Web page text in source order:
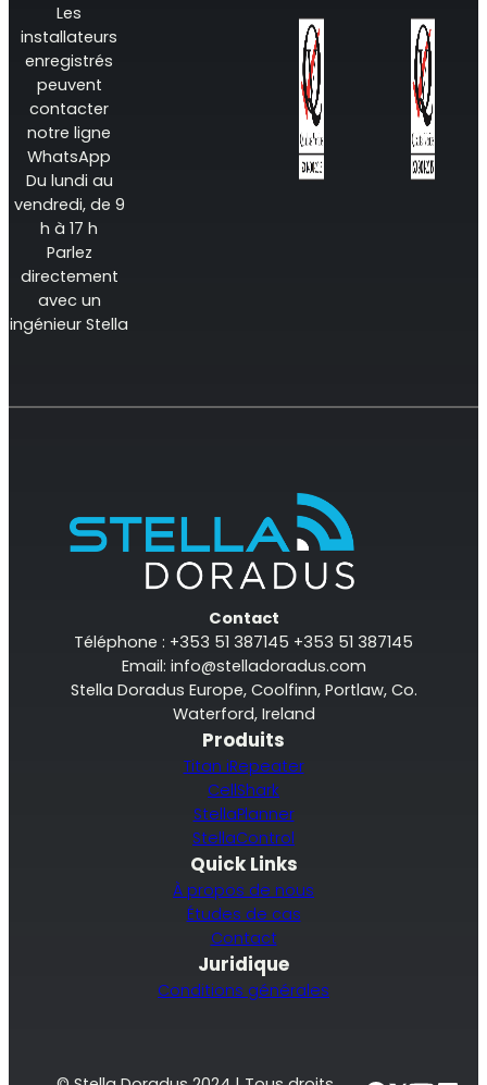
StellaControl
Surveillance à distance
Les
installateurs
enregistrés
peuvent
contacter
notre ligne
WhatsApp
Du lundi au
vendredi, de 9
h à 17 h
Parlez
directement
avec un
ingénieur Stella
Contact
Téléphone : +353 51 387145 +353 51 387145
Email: info@stelladoradus.com
Stella Doradus Europe, Coolfinn, Portlaw, Co.
Waterford, Ireland
Produits
Titan iRepeater
CellShark
StellaPlanner
StellaControl
Quick Links
À propos de nous
Études de cas
Contact
Juridique
Conditions générales